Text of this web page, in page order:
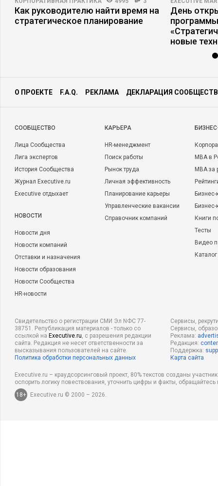
Как руководителю найти время на
стратегическое планирование
День
новые
О ПРОЕКТЕ F.A.Q. РЕКЛАМА ДЕКЛАРАЦИЯ
CООБЩЕСТВО
Лица Сообщества
Лига экспертов
История Сообщества
Журнал Executive.ru
Executive отдыхает
НОВОСТИ
Новости дня
Новости компаний
Отставки и назначения
Новости образования
Новости Сообщества
HR-новости
КАРЬЕРА
HR-менеджмент
Поиск работы
Рынок труда
Личная эффективность
Планирование карьеры
Управленческие вакансии
Справочник компаний
MBA в
MBA
Бизнес-
Книги
Тесты
Видео
Свидетельство о регистрации СМИ Эл NФС 77-
38751. Републикация материалов - только со
ссылкой на Executive.ru, с разрешения редакции
сайта. Редакция не несет ответственности за
высказывания пользователей на сайте.
Политика обработки персональных данных
Сервисы,
Сервисы,
Реклама:
Редакция:
Поддержка:
Карта сайта
Executive.ru – краудсорсинговый проект, 80% текстов созданы
оспорить логику повествования, уточнить цифры и факты,
18+
Executive.ru © 2000 – 2026.